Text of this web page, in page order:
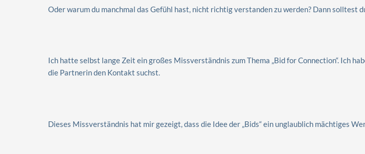
Oder warum du manchmal das Gefühl hast, nicht richtig verstanden zu werden? Dann solltest
Ich hatte selbst lange Zeit ein großes Missverständnis zum Thema „Bid for Connection“. Ich
die Partnerin den Kontakt suchst.
Dieses Missverständnis hat mir gezeigt, dass die Idee der „Bids“ ein unglaublich mächtiges